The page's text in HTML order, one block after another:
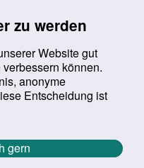
zu werden
Website gut
können.
anonyme
Entscheidung ist
gern